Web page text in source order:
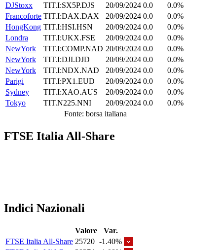
DJStoxx
TIT.I:SX5P.DJS 20/09/2024 0.0
0.0%
Francoforte TIT.I:DAX.DAX 20/09/2024 0.0
0.0%
HongKong TIT.I:HSI.HSN 20/09/2024 0.0
0.0%
Londra
TIT.I:UKX.FSE 20/09/2024 0.0
0.0%
NewYork
TIT.I:COMP.NAD 20/09/2024 0.0
0.0%
NewYork
TIT.I:DJI.DJD 20/09/2024 0.0
0.0%
NewYork
TIT.I:NDX.NAD 20/09/2024 0.0
0.0%
Parigi
TIT.I:PX1.EUD 20/09/2024 0.0
0.0%
Sydney
TIT.I:XAO.AUS 20/09/2024 0.0
0.0%
Tokyo
TIT.N225.NNI 20/09/2024 0.0
0.0%
Fonte: borsa italiana
FTSE Italia All-Share
Indici Nazionali
Valore
Var.
FTSE Italia All-Share 25720 -1.40%